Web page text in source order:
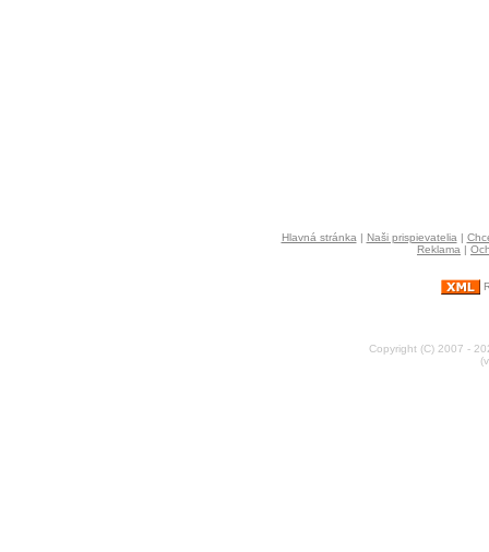
Hlavná stránka | Naši prispievatelia |
Reklama |
Copyright (C) 2007 -